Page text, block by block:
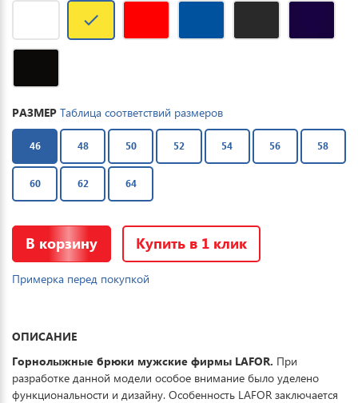
РАЗМЕР Таблица соответствий размеров
46 48 50 52 54 56 58
60 62 64
В корзину Купить в 1 клик
Примерка перед покупкой
ОПИСАНИЕ
Горнолыжные брюки мужские фирмы LAFOR. При
разработке данной модели особое внимание было уделено
функциональности и дизайну. Особенность LAFOR заключается